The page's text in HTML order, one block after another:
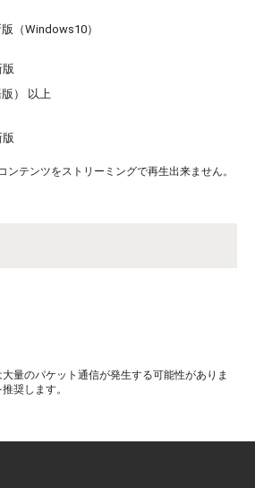
続ける
（Windows10）
） 以上
テンツをストリーミングで再生出来ません。
量のパケット通信が発生する可能性がありま
奨します。